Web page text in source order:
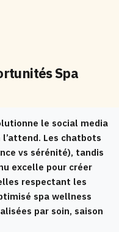
Spa
le social media
Les chatbots
vs sérénité), tandis
excelle pour créer
respectant les
spa wellness
par soin, saison